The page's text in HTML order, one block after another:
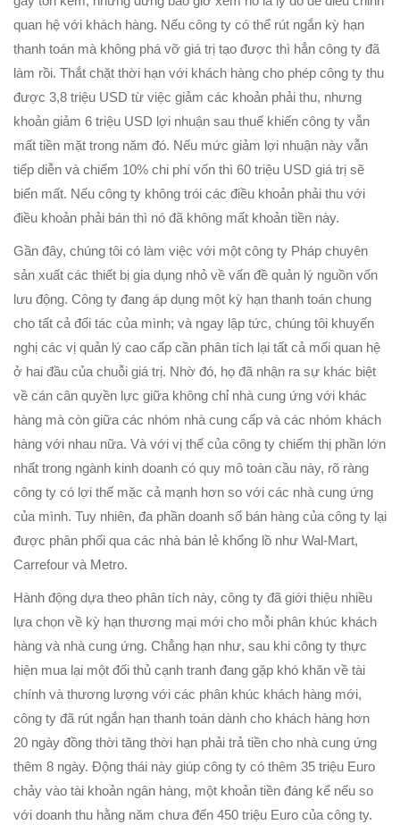
quan hệ với khách hàng. Nếu công ty có thể rút ngắn kỳ hạn
thanh toán mà không phá vỡ giá trị tạo được thì hẳn công ty đã
làm rồi. Thắt chặt thời hạn với khách hàng cho phép công ty thu
được 3,8 triệu USD từ việc giảm các khoản phải thu, nhưng
khoản giảm 6 triệu USD lợi nhuận sau thuế khiến công ty vẫn
mất tiền mặt trong năm đó. Nếu mức giảm lợi nhuận này vẫn
tiếp diễn và chiếm 10% chi phí vốn thì 60 triệu USD giá trị sẽ
biến mất. Nếu công ty không trói các điều khoản phải thu với
điều khoản phải bán thì nó đã không mất khoản tiền này.
Gần đây, chúng tôi có làm việc với một công ty Pháp chuyên
sản xuất các thiết bị gia dụng nhỏ về vấn đề quản lý nguồn vốn
lưu động. Công ty đang áp dụng một kỳ hạn thanh toán chung
cho tất cả đối tác của mình; và ngay lập tức, chúng tôi khuyến
nghị các vị quản lý cao cấp cần phân tích lại tất cả mối quan hệ
ở hai đầu của chuỗi giá trị. Nhờ đó, họ đã nhận ra sự khác biệt
về cán cân quyền lực giữa không chỉ nhà cung ứng với khác
hàng mà còn giữa các nhóm nhà cung cấp và các nhóm khách
hàng với nhau nữa. Và với vị thế của công ty chiếm thị phần lớn
nhất trong ngành kinh doanh có quy mô toàn cầu này, rõ ràng
công ty có lợi thế mặc cả mạnh hơn so với các nhà cung ứng
của mình. Tuy nhiên, đa phần doanh số bán hàng của công ty lại
được phân phối qua các nhà bán lẻ khổng lồ như Wal-Mart,
Carrefour và Metro.
Hành động dựa theo phân tích này, công ty đã giới thiệu nhiều
lựa chọn về kỳ hạn thương mại mới cho mỗi phân khúc khách
hàng và nhà cung ứng. Chẳng hạn như, sau khi công ty thực
hiện mua lại một đối thủ cạnh tranh đang gặp khó khăn về tài
chính và thương lượng với các phân khúc khách hàng mới,
công ty đã rút ngắn hạn thanh toán dành cho khách hàng hơn
20 ngày đồng thời tăng thời hạn phải trả tiền cho nhà cung ứng
thêm 8 ngày. Động thái này giúp công ty có thêm 35 triệu Euro
chảy vào tài khoản ngân hàng, một khoản tiền đáng kể nếu so
với doanh thu hằng năm chưa đến 450 triệu Euro của công ty.